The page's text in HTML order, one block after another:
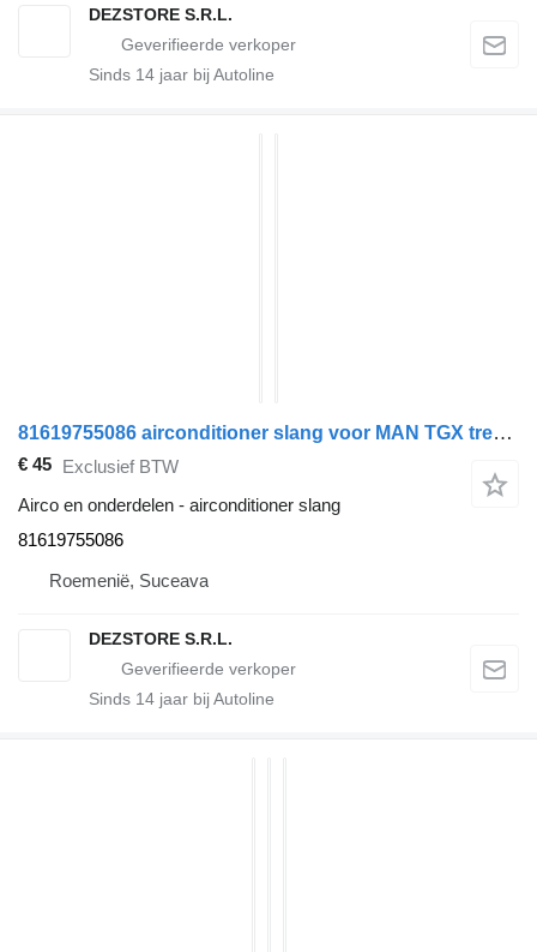
DEZSTORE S.R.L.
Sinds 14 jaar bij Autoline
81619755086 airconditioner slang voor MAN TGX trekker
€ 45 Exclusief BTW
Airco en onderdelen - airconditioner slang
81619755086
Roemenië, Suceava
DEZSTORE S.R.L.
Sinds 14 jaar bij Autoline